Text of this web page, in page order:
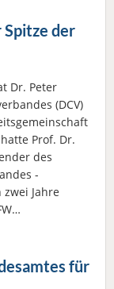
Spitze der
Dr. Peter
(DCV)
Prof. Dr.
des
-
Jahre
für